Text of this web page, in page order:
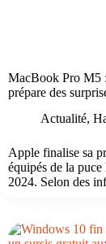
MacBook Pro M5
prépare des
Actualité,
Apple finalise sa
équipés de la
2024. Selon des